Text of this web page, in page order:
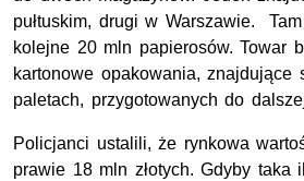
pułtuskim, drugi w Warszawie.
kolejne 20 mln papierosów. Towar
kartonowe opakowania, znajdujące
paletach, przygotowanych do
Policjanci ustalili, że rynkowa
prawie 18 mln złotych. Gdyby taka